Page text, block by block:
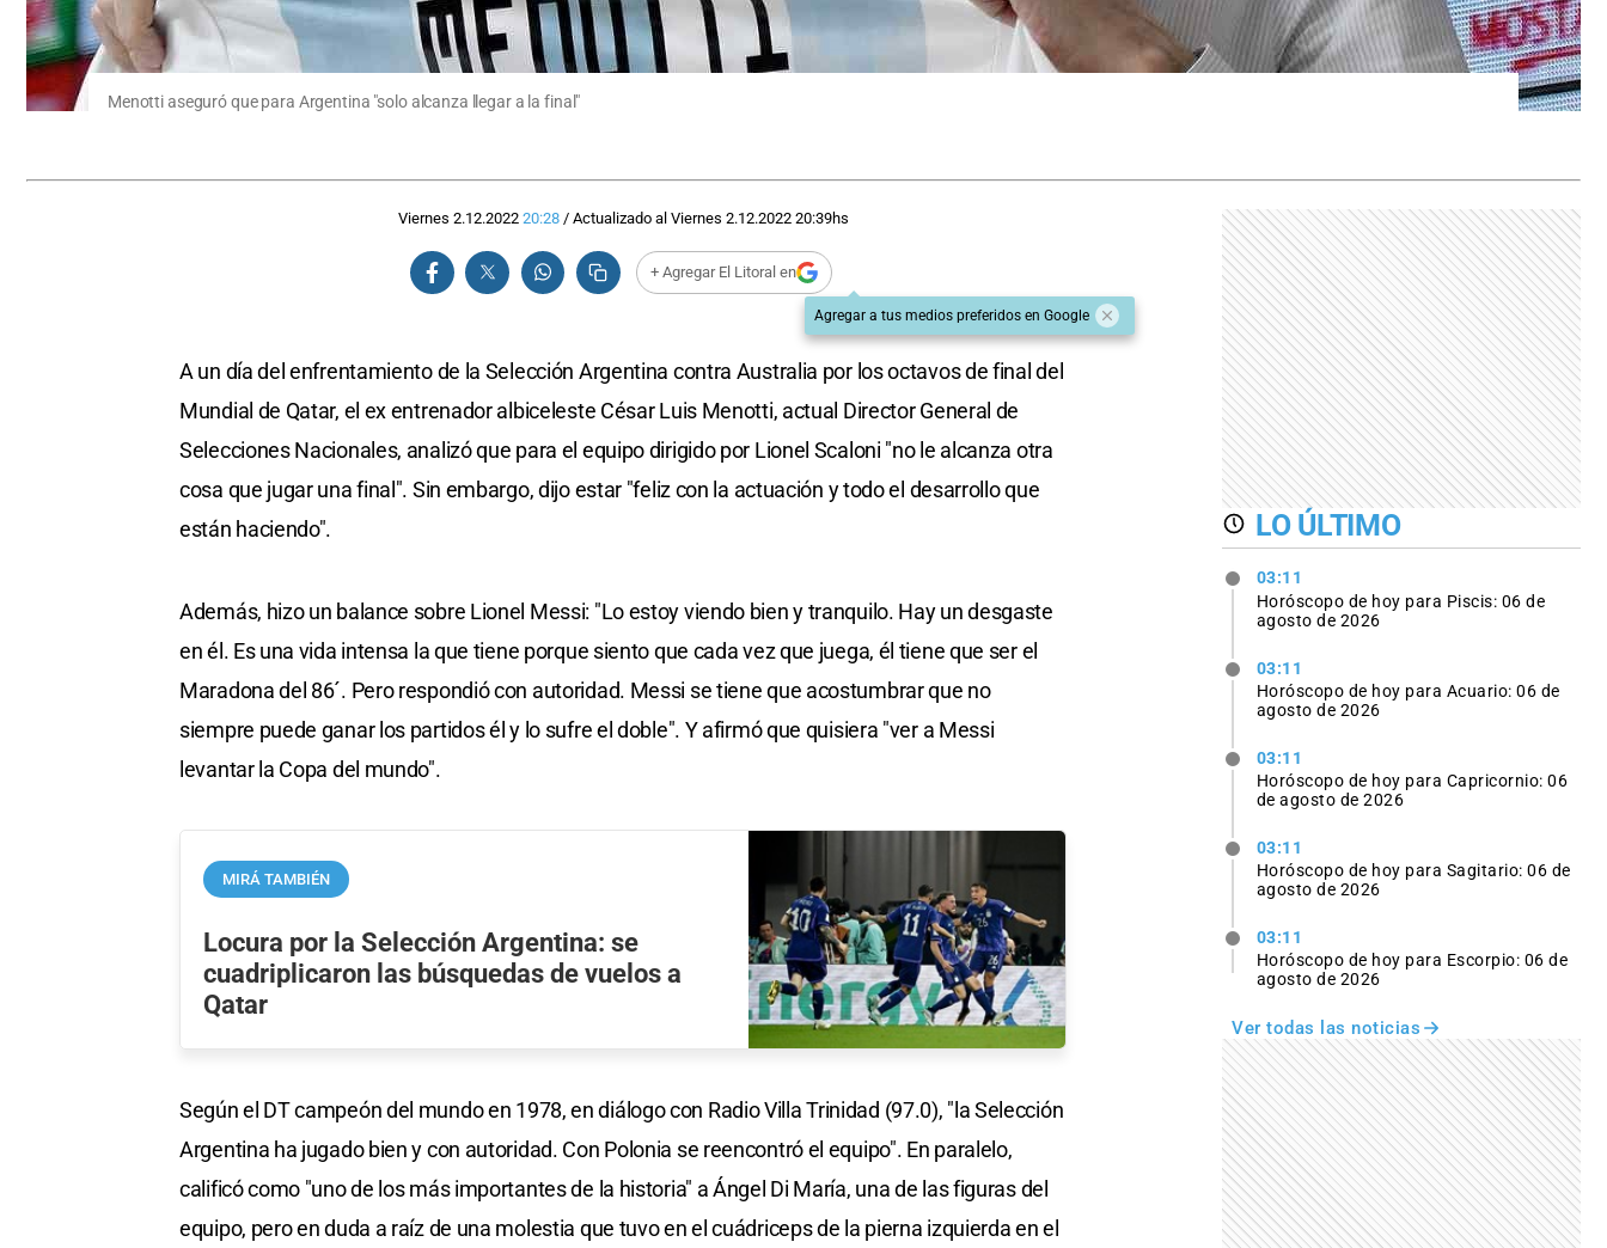
Menotti aseguró que para Argentina "solo alcanza llegar a la final"
Viernes 2.12.2022 20:28/ Actualizado al Viernes 2.12.2022 20:39hs
+ Agregar El Litoral en
Agregar a tus medios preferidos en Google
A un día del enfrentamiento de la Selección Argentina contra Australia por los octavos de final del
Mundial de Qatar, el ex entrenador albiceleste César Luis Menotti, actual Director General de
Selecciones Nacionales, analizó que para el equipo dirigido por Lionel Scaloni "no le alcanza otra
cosa que jugar una final". Sin embargo, dijo estar "feliz con la actuación y todo el desarrollo que
están haciendo".
Además, hizo un balance sobre Lionel Messi: "Lo estoy viendo bien y tranquilo. Hay un desgaste
en él. Es una vida intensa la que tiene porque siento que cada vez que juega, él tiene que ser el
Maradona del 86´. Pero respondió con autoridad. Messi se tiene que acostumbrar que no
siempre puede ganar los partidos él y lo sufre el doble". Y afirmó que quisiera "ver a Messi
levantar la Copa del mundo".
MIRÁ TAMBIÉN
Locura por la Selección Argentina: se
cuadriplicaron las búsquedas de vuelos a
Qatar
Según el DT campeón del mundo en 1978, en diálogo con Radio Villa Trinidad (97.0), "la Selección
Argentina ha jugado bien y con autoridad. Con Polonia se reencontró el equipo". En paralelo,
calificó como "uno de los más importantes de la historia" a Ángel Di María, una de las figuras del
equipo, pero en duda a raíz de una molestia que tuvo en el cuádriceps de la pierna izquierda en el
LO ÚLTIMO
03:11
Horóscopo de hoy para Piscis: 06 de
agosto de 2026
03:11
Horóscopo de hoy para Acuario: 06 de
agosto de 2026
03:11
Horóscopo de hoy para Capricornio: 06
de agosto de 2026
03:11
Horóscopo de hoy para Sagitario: 06 de
agosto de 2026
03:11
Horóscopo de hoy para Escorpio: 06 de
agosto de 2026
Ver todas las noticias